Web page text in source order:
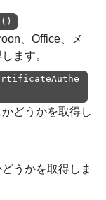
、Office、メ
ます。
どうかを取得し
うかを取得しま